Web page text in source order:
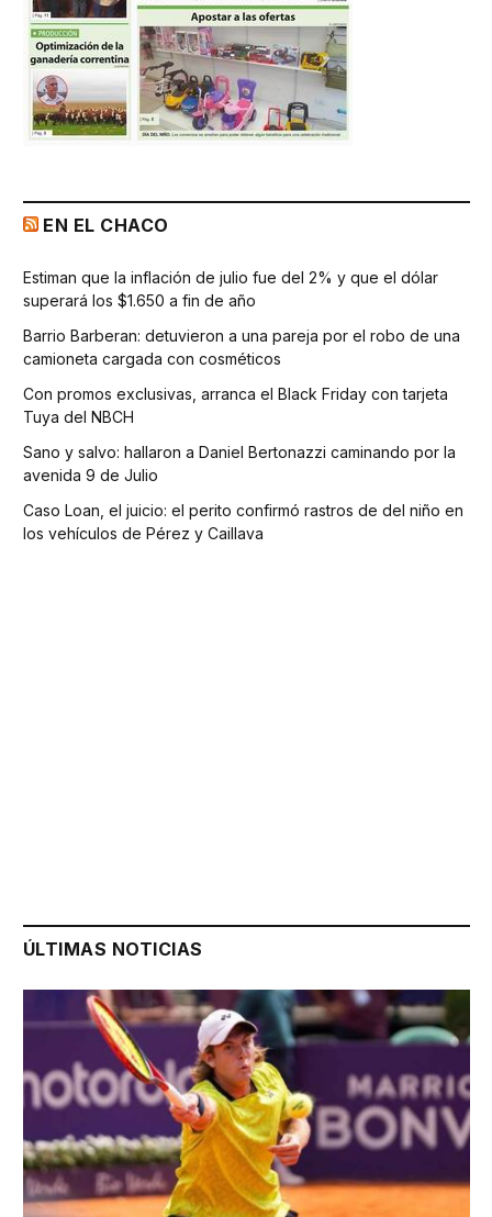
EN EL CHACO
Estiman que la inflación de julio fue del 2% y que el dólar
superará los $1.650 a fin de año
Barrio Barberan: detuvieron a una pareja por el robo de una
camioneta cargada con cosméticos
Con promos exclusivas, arranca el Black Friday con tarjeta
Tuya del NBCH
Sano y salvo: hallaron a Daniel Bertonazzi caminando por la
avenida 9 de Julio
Caso Loan, el juicio: el perito confirmó rastros de del niño en
los vehículos de Pérez y Caillava
ÚLTIMAS NOTICIAS